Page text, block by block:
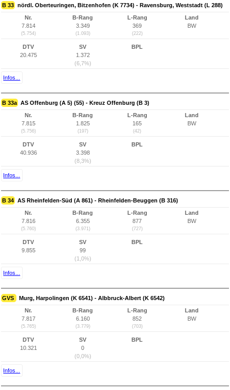
B 33 nördl. Oberteuringen, Bitzenhofen (K 7734) - Ravensburg, Weststadt (L 288)
Nr.
7.814
(5.754)
B-Rang
3.349
(1.093)
L-Rang
369
(222)
Land
BW
DTV
20.475
SV
1.372
(6,7%)
BPL
Infos...
B 33a AS Offenburg (A 5) (55) - Kreuz Offenburg (B 3)
Nr.
7.815
(5.756)
B-Rang
1.825
(197)
L-Rang
165
(42)
Land
BW
DTV
40.936
SV
3.398
(8,3%)
BPL
Infos...
B 34 AS Rheinfelden-Süd (A 861) - Rheinfelden-Beuggen (B 316)
Nr.
7.816
(5.760)
B-Rang
6.355
(3.971)
L-Rang
877
(727)
Land
BW
DTV
9.855
SV
99
(1,0%)
BPL
Infos...
GVS Murg, Harpolingen (K 6541) - Albbruck-Albert (K 6542)
Nr.
7.817
(5.765)
B-Rang
6.160
(3.779)
L-Rang
852
(703)
Land
BW
DTV
10.321
SV
0
(0,0%)
BPL
Infos...